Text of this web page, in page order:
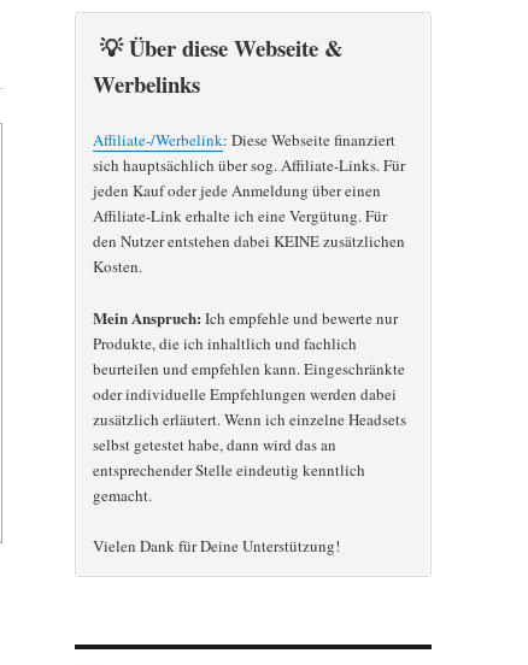
💡 Über diese Webseite &
Werbelinks
Affiliate-/Werbelink: Diese Webseite finanziert
sich hauptsächlich über sog. Affiliate-Links. Für
jeden Kauf oder jede Anmeldung über einen
Affiliate-Link erhalte ich eine Vergütung. Für
den Nutzer entstehen dabei KEINE zusätzlichen
Kosten.
Mein Anspruch: Ich empfehle und bewerte nur
Produkte, die ich inhaltlich und fachlich
beurteilen und empfehlen kann. Eingeschränkte
oder individuelle Empfehlungen werden dabei
zusätzlich erläutert. Wenn ich einzelne Headsets
selbst getestet habe, dann wird das an
entsprechender Stelle eindeutig kenntlich
gemacht.
Vielen Dank für Deine Unterstützung!